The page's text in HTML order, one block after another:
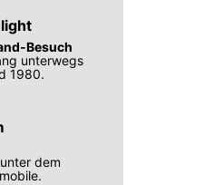
Besuch
unterwegs
1980.
dem